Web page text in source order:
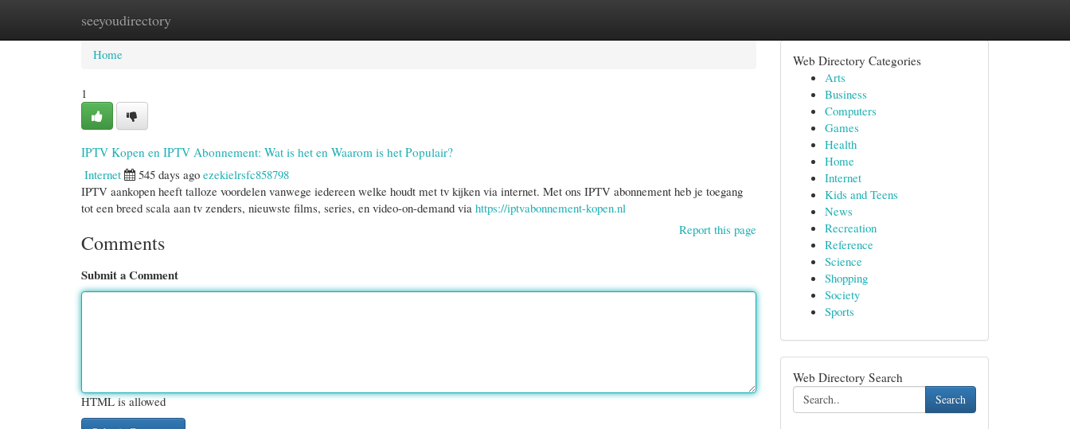
seeyoudirectory
Home New Site Listings
Home
1
IPTV Kopen en IPTV Abonnement: Wat is het en Waarom is het Populair?
Internet
545 days ago ezekielrsfc858798
IPTV aankopen heeft talloze voordelen vanwege iedereen welke houdt met tv kijken via internet. Met ons IPTV abonnement heb je toegang
tot een breed scala aan tv zenders, nieuwste films, series, en video-on-demand via https://iptvabonnement-kopen.nl
Report this page
Comments
Submit a Comment
HTML is allowed
Web Directory Categories
Arts
Business
Computers
Games
Health
Home
Internet
Kids and Teens
News
Recreation
Reference
Science
Shopping
Society
Sports
Web Directory Search
Search